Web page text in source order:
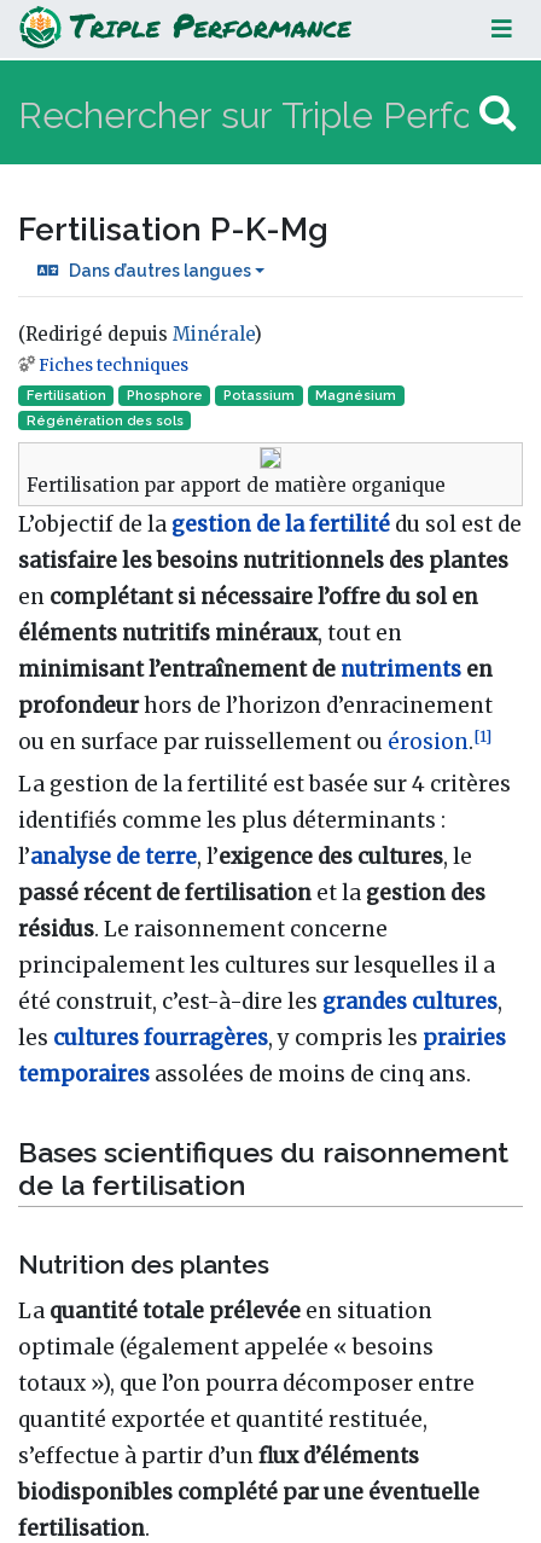
Fertilisation P-K-Mg
Fertilisation P-K-Mg
Dans d’autres langues
(Redirigé depuis Minérale)
Aller à :navigation
Fiches techniques
Fertilisation Phosphore Potassium
Magnésium
Régénération des sols
Fertilisation par apport de matière organique
L’objectif de la gestion de la fertilité du sol est de
satisfaire les besoins nutritionnels des plantes
en complétant si nécessaire l’offre du sol en
éléments nutritifs minéraux, tout en
minimisant l’entraînement de nutriments en
profondeurhors de l’horizon d’enracinement
ou en surface par ruissellement ou érosion.[1]
La gestion de la fertilité est basée sur 4 critères
identifiés comme les plus déterminants :
l’analyse de terre, l’exigence des cultures, le
passé récent de fertilisation et la gestion des
résidus. Le raisonnement concerne
principalement les cultures sur lesquelles il a
été construit, c’est-à-dire les grandes cultures,
les cultures fourragères, y compris les prairies
temporaires assolées de moins de cinq ans.
Bases scientifiques du raisonnement
de la fertilisation
Nutrition des plantes
La quantité totale prélevée en situation
optimale (également appelée « besoins
totaux »), que l’on pourra décomposer entre
quantité exportée et quantité restituée,
s’effectue à partir d’unflux d’éléments
biodisponibles complété par une éventuelle
fertilisation.